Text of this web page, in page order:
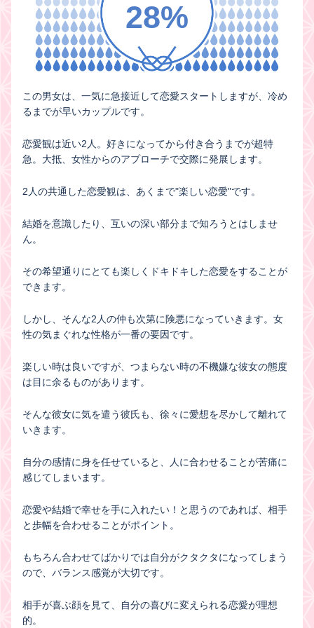
28%
この男女は、一気に急接近して恋愛スタートしますが、冷め
るまでが早いカップルです。
恋愛観は近い2人。好きになってから付き合うまでが超特
急。大抵、女性からのアプローチで交際に発展します。
2人の共通した恋愛観は、あくまで"楽しい恋愛"です。
結婚を意識したり、互いの深い部分まで知ろうとはしませ
ん。
その希望通りにとても楽しくドキドキした恋愛をすることが
できます。
しかし、そんな2人の仲も次第に険悪になっていきます。女
性の気まぐれな性格が一番の要因です。
楽しい時は良いですが、つまらない時の不機嫌な彼女の態度
は目に余るものがあります。
そんな彼女に気を遣う彼氏も、徐々に愛想を尽かして離れて
いきます。
自分の感情に身を任せていると、人に合わせることが苦痛に
感じてしまいます。
恋愛や結婚で幸せを手に入れたい！と思うのであれば、相手
と歩幅を合わせることがポイント。
もちろん合わせてばかりでは自分がクタクタになってしまう
ので、バランス感覚が大切です。
相手が喜ぶ顔を見て、自分の喜びに変えられる恋愛が理想
的。